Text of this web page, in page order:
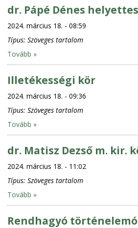
dr. Pápé Dénes
2024. március 18. - 08:59
Típus: Szöveges tartalom
Tovább »
Illetékességi kör
2024. március 18. - 09:36
Típus: Szöveges tartalom
Tovább »
dr. Matisz Dezső m. kir.
2024. március 18. - 11:02
Típus: Szöveges tartalom
Tovább »
Rendhagyó